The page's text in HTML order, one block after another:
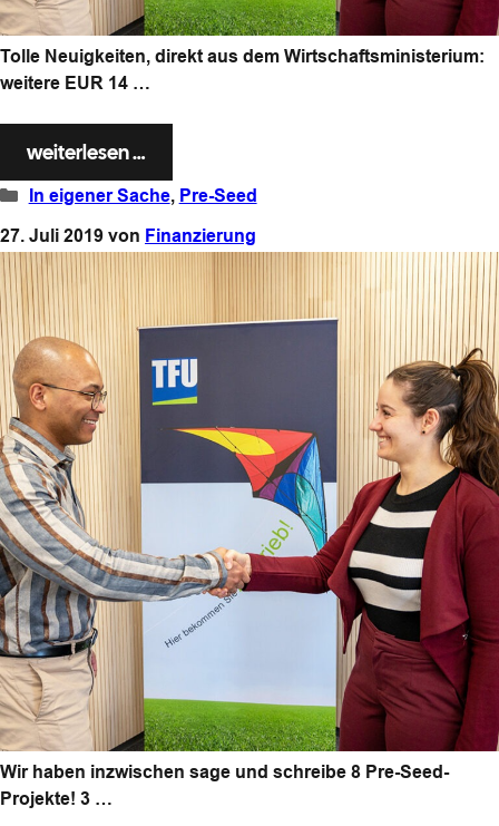
Tolle Neuigkeiten, direkt aus dem Wirtschaftsministerium:
weitere EUR 14 …
weiterlesen …
Kategorien
In eigener Sache, Pre-Seed
27. Juli 2019 von Finanzierung
Wir haben inzwischen sage und schreibe 8 Pre-Seed-
Projekte! 3 …